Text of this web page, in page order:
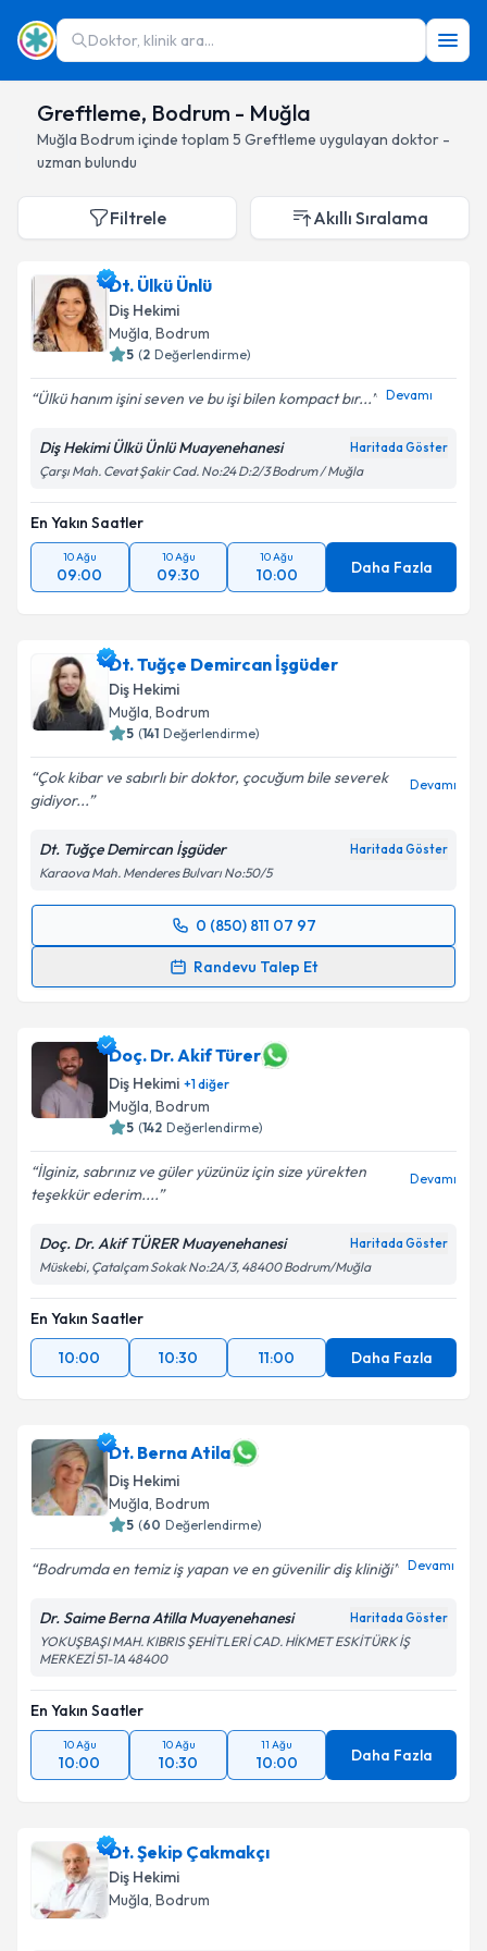
Doktor, klinik ara...
Greftleme, Bodrum - Muğla
Muğla Bodrum içinde toplam 5 Greftleme uygulayan doktor -
uzman bulundu
Filtrele Akıllı Sıralama
Dt. Ülkü Ünlü
Diş Hekimi
Muğla, Bodrum
5 (2 Değerlendirme)
Ülkü hanım işini seven ve bu işi bilen kompact bır... Devamı
Diş Hekimi Ülkü Ünlü Muayenehanesi Haritada Göster
Çarşı Mah. Cevat Şakir Cad. No:24 D:2/3 Bodrum / Muğla
En Yakın Saatler
10 Ağu
09:00
10 Ağu
09:30
10 Ağu
10:00 Daha Fazla
Dt. Tuğçe Demircan İşgüder
Diş Hekimi
Muğla, Bodrum
5 (141 Değerlendirme)
Çok kibar ve sabırlı bir doktor, çocuğum bile severek
gidiyor...
Devamı
Dt. Tuğçe Demircan İşgüder Haritada Göster
Karaova Mah. Menderes Bulvarı No:50/5
0 (850) 811 07 97
Randevu Talep Et
Randevu Takvimi Talebi
için bir takvim hazırlandığında e-posta ile
bilgilendireceğiz.
E-posta Adresiniz
Metni'ni okudum ve kişisel verilerimin belirtilen
kapsamda işlenmesini kabul ediyorum.
Takvim Talebini Gönder
Doç. Dr. Akif Türer
Diş Hekimi +1diğer
Muğla, Bodrum
5 (142 Değerlendirme)
İlginiz, sabrınız ve güler yüzünüz için size yürekten
teşekkür ederim....
Devamı
Doç. Dr. Akif TÜRER Muayenehanesi Haritada Göster
Müskebi, Çatalçam Sokak No:2A/3, 48400 Bodrum/Muğla
En Yakın Saatler
10:00
10:30 11:00 Daha Fazla
Dt. Berna Atila
Diş Hekimi
Muğla, Bodrum
5 (60 Değerlendirme)
Bodrumda en temiz iş yapan ve en güvenilir diş kliniği Devamı
Dr. Saime Berna Atilla Muayenehanesi Haritada Göster
YOKUŞBAŞI MAH. KIBRIS ŞEHİTLERİ CAD. HİKMET ESKİTÜRK İŞ
MERKEZİ 51-1A 48400
En Yakın Saatler
10 Ağu
10:00
10 Ağu
10:30
11 Ağu
10:00 Daha Fazla
Dt. Şekip Çakmakçı
Diş Hekimi
Muğla, Bodrum